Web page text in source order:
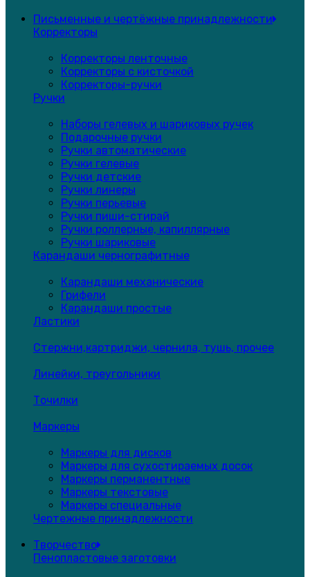
Письменные и чертёжные принадлежности
Корректоры
Корректоры ленточные
Корректоры с кисточкой
Корректоры-ручки
Ручки
Наборы гелевых и шариковых ручек
Подарочные ручки
Ручки автоматические
Ручки гелевые
Ручки детские
Ручки линеры
Ручки перьевые
Ручки пиши-стирай
Ручки роллерные, капиллярные
Ручки шариковые
Карандаши чернографитные
Карандаши механические
Грифели
Карандаши простые
Ластики
Стержни,картриджи, чернила, тушь, прочее
Линейки, треугольники
Точилки
Маркеры
Маркеры для дисков
Маркеры для сухостираемых досок
Маркеры перманентные
Маркеры текстовые
Маркеры специальные
Чертежные принадлежности
Творчество
Пенопластовые заготовки